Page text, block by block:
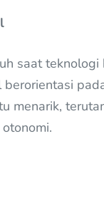
saat
berorientasi
menarik,